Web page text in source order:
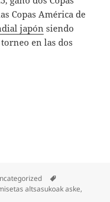
Copas América de
japón siendo
en las dos
altsasukoak aske,